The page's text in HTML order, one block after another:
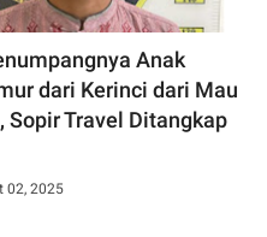
Anak
dari Kerinci dari Mau
Sopir Travel Ditangkap
02, 2025